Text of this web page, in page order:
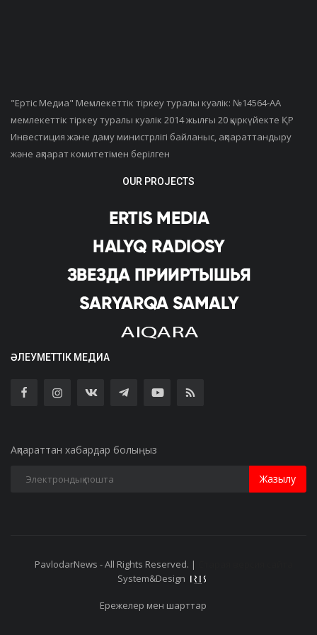
"Ертiс Медиа" Мемлекеттік тіркеу туралы куәлік: №14564-АА
мемлекеттік тіркеу туралы куәлік 2014 жылғы 20 қыркүйекте ҚР
Инвестиция және даму министрлігі байланыс, ақпараттандыру
және ақпарат комитетімен берілген
OUR PROJECTS
ӘЛЕУМЕТТІК МЕДИА
Ақпараттан хабардар болыңыз
Жазылу
PavlodarNews - All Rights Reserved. |
System&Design
Ережелер мен шарттар